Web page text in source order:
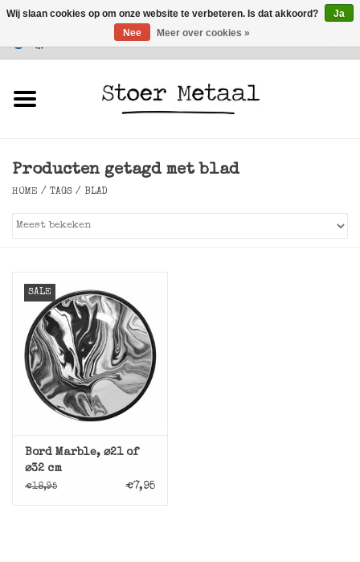
Klantenservice
Verlichting
Producten getagd met blad
HOME / TAGS / BLAD
SALE
Bord Marble, ⌀21 of
⌀32 cm
€18,95 €7,95
Wij slaan cookies op om onze website te verbeteren. Is dat akkoord?
Ja
Nee
Meer over cookies »